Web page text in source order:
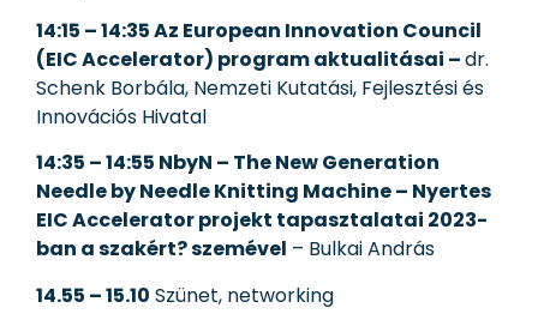
14:15 – 14:35 Az European Innovation Council
(EIC Accelerator) program aktualitásai –dr.
Schenk Borbála, Nemzeti Kutatási, Fejlesztési és
Innovációs Hivatal
14:35 – 14:55 NbyN – The New Generation
Needle by Needle Knitting Machine – Nyertes
EIC Accelerator projekt tapasztalatai 2023-
ban a szakért? szemével – Bulkai András
14.55 – 15.10 Szünet, networking